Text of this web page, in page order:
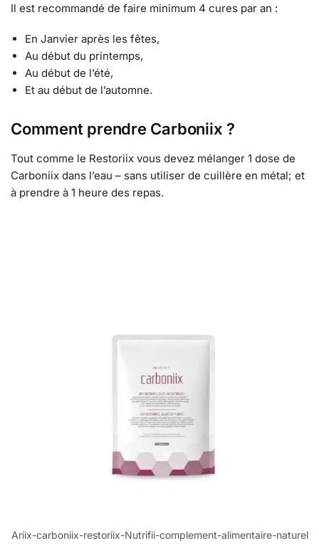
Il est recommandé de faire minimum 4 cures par an :
En Janvier après les fêtes,
Au début du printemps,
Au début de l’été,
Et au début de l’automne.
Comment prendre Carboniix ?
Tout comme le Restoriix vous devez mélanger 1 dose de
Carboniix dans l’eau – sans utiliser de cuillère en métal; et
à prendre à 1 heure des repas.
Ariix-carboniix-restoriix-Nutrifii-complement-alimentaire-naturel